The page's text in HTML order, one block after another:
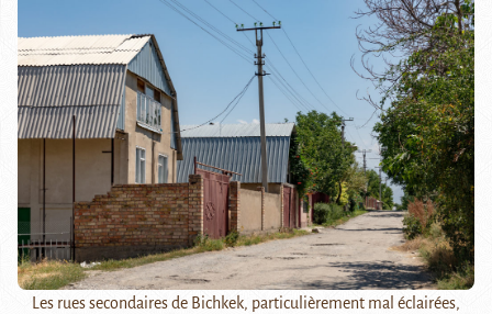
Les rues secondaires de Bichkek, particulièrement mal éclairées,